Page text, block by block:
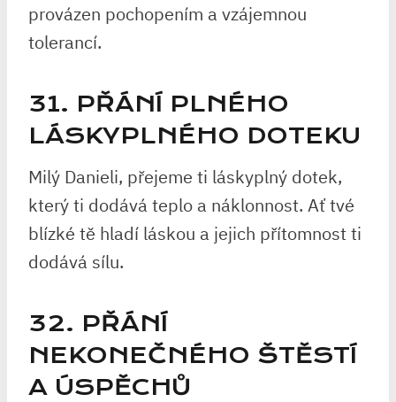
provázen pochopením a vzájemnou
tolerancí.
31. PŘÁNÍ PLNÉHO
LÁSKYPLNÉHO DOTEKU
Milý Danieli, přejeme ti láskyplný dotek,
který ti dodává teplo a náklonnost. Ať tvé
blízké tě hladí láskou a jejich přítomnost ti
dodává sílu.
32. PŘÁNÍ
NEKONEČNÉHO ŠTĚSTÍ
A ÚSPĚCHŮ